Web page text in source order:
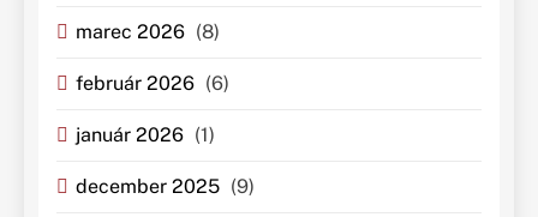
marec 2026 (8)
február 2026 (6)
január 2026 (1)
december 2025 (9)